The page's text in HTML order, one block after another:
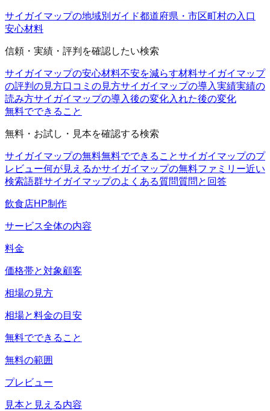
サイガイマップの地域別ガイド都道府県・市区町村の入口
安心材料
信頼・実績・評判を確認したい検索
サイガイマップの安心材料不安を減らす材料サイガイマップ
の評判の見方口コミの見方サイガイマップの導入実績実績の
読み方サイガイマップの導入後の変化入れた後の変化
無料でできること
無料・お試し・見本を確認する検索
サイガイマップの無料無料でできることサイガイマップのプ
レビュー何が見えるかサイガイマップの無料ファミリー近い
検索語群サイガイマップのよくある質問質問と回答
飲食店HP制作
サービス全体の内容
料金
価格帯と対象顧客
相場の見方
相場と料金の目安
無料でできること
無料の範囲
プレビュー
見本と見える内容